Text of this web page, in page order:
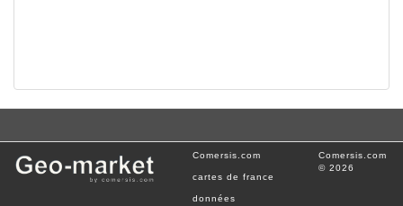
Comersis.com
cartes de france
données
Comersis.com
© 2026